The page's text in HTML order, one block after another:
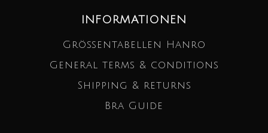
INFORMATIONEN
Größentabellen Hanro
General terms & conditions
Shipping & returns
Bra Guide